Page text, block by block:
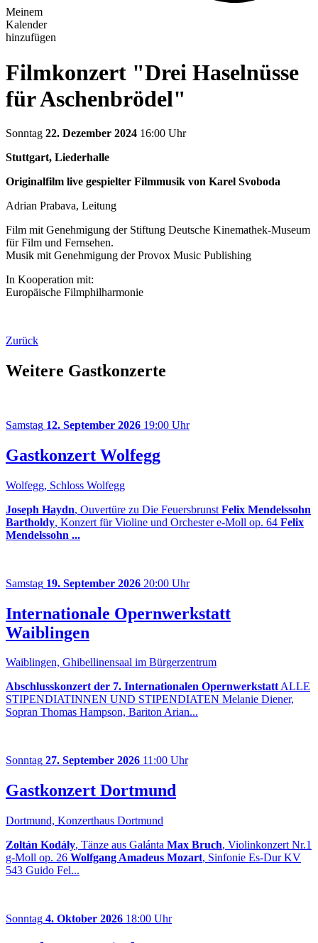
Meinem
Kalender
hinzufügen
Filmkonzert "Drei Haselnüsse
für Aschenbrödel"
Sonntag 22. Dezember 2024 16:00 Uhr
Stuttgart, Liederhalle
Originalfilm live gespielter Filmmusik von Karel Svoboda
Adrian Prabava, Leitung
Film mit Genehmigung der Stiftung Deutsche Kinemathek-Museum
für Film und Fernsehen.
Musik mit Genehmigung der Provox Music Publishing
In Kooperation mit:
Europäische Filmphilharmonie
Zurück
Weitere Gastkonzerte
Samstag 12. September 2026 19:00 Uhr
Gastkonzert Wolfegg
Wolfegg, Schloss Wolfegg
Joseph Haydn, Ouvertüre zu Die Feuersbrunst Felix Mendelssohn
Bartholdy, Konzert für Violine und Orchester e-Moll op. 64 Felix
Mendelssohn ...
Samstag 19. September 2026 20:00 Uhr
Internationale Opernwerkstatt
Waiblingen
Waiblingen, Ghibellinensaal im Bürgerzentrum
Abschlusskonzert der 7. Internationalen OpernwerkstattALLE
STIPENDIATINNEN UND STIPENDIATEN Melanie Diener,
Sopran Thomas Hampson, Bariton Arian...
Sonntag 27. September 2026 11:00 Uhr
Gastkonzert Dortmund
Dortmund, Konzerthaus Dortmund
Zoltán Kodály, Tänze aus Galánta Max Bruch, Violinkonzert Nr.1
g-Moll op. 26 Wolfgang Amadeus Mozart, Sinfonie Es-Dur KV
543 Guido Fel...
Sonntag 4. Oktober 2026 18:00 Uhr